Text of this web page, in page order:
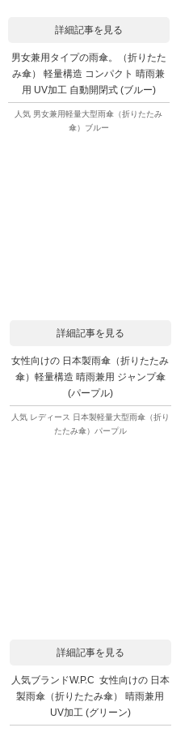
詳細記事を見る
男女兼用タイプの雨傘。（折りたた
み傘） 軽量構造 コンパクト 晴雨兼
用 UV加工 自動開閉式 (ブルー)
人気 男女兼用軽量大型雨傘（折りたたみ
傘）ブルー
詳細記事を見る
女性向けの 日本製雨傘（折りたたみ
傘）軽量構造 晴雨兼用 ジャンプ傘
(パープル)
人気 レディース 日本製軽量大型雨傘（折り
たたみ傘）パープル
詳細記事を見る
人気ブランドW.P.C 女性向けの 日本
製雨傘（折りたたみ傘） 晴雨兼用
UV加工 (グリーン)